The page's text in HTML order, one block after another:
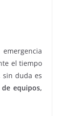
el tiempo
sin duda es
equipos,